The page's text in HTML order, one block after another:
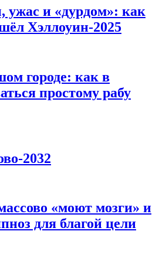
ужас и «дурдом»: как
Хэллоуин-2025
городе: как в
простому рабу
2032
«моют мозги» и
для благой цели